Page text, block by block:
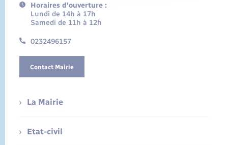
Horaires d'ouverture :
Lundi de 14h à 17h
Samedi de 11h à 12h
0232496157
Contact Mairie
La Mairie
Etat-civil